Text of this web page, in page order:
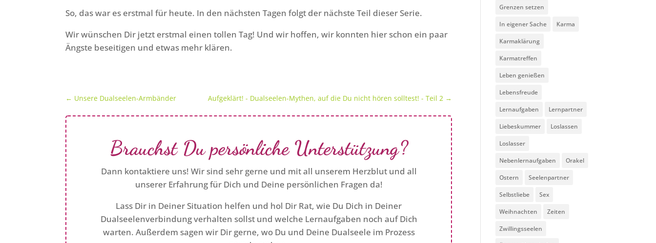
So, das war es erstmal für heute. In den nächsten Tagen folgt der nächste Teil dieser Serie.
Wir wünschen Dir jetzt erstmal einen tollen Tag! Und wir hoffen, wir konnten hier schon ein paar
Ängste beseitigen und etwas mehr klären.
← Unsere Dualseelen-Armbänder Aufgeklärt! - Dualseelen-Mythen, auf die Du nicht hören solltest! - Teil 2 →
Brauchst Du persönliche Unterstützung?
Dann kontaktiere uns! Wir sind sehr gerne und mit all unserem Herzblut und all
unserer Erfahrung für Dich und Deine persönlichen Fragen da!
Lass Dir in Deiner Situation helfen und hol Dir Rat, wie Du Dich in Deiner
Dualseelenverbindung verhalten sollst und welche Lernaufgaben noch auf Dich
warten. Außerdem sagen wir Dir gerne, wo Du und Deine Dualseele im Prozess
Grenzen setzen
In eigener Sache Karma
Karmaklärung
Karmatreffen
Leben genießen
Lebensfreude
Lernaufgaben Lernpartner
Liebeskummer Loslassen
Loslasser
Nebenlernaufgaben Orakel
Ostern Seelenpartner
Selbstliebe Sex
Weihnachten Zeiten
Zwillingsseelen